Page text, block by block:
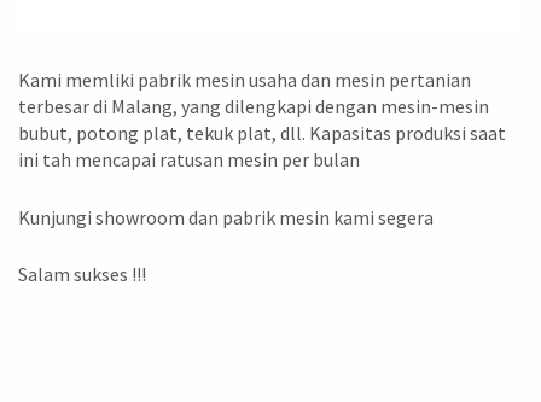
Kami memliki pabrik mesin usaha dan mesin pertanian
terbesar di Malang, yang dilengkapi dengan mesin-mesin
bubut, potong plat, tekuk plat, dll. Kapasitas produksi saat
ini tah mencapai ratusan mesin per bulan
Kunjungi showroom dan pabrik mesin kami segera
Salam sukses !!!